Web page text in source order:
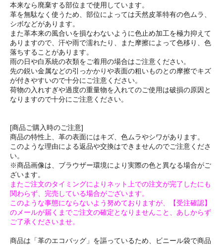
本来なら廃棄する部位まで使用しています。
革を無駄なく使うため、部位によっては天然皮革特有の色ムラ、
シボなどがあります。
また革本来の風合いを損なわないように色止め加工を極力抑えて
ありますので、汗や雨で濡れたり、また摩擦によって色移り、色
落ちすることがあります。
雨の日や白系統の衣類をご着用の場合はご注意ください。
先の鋭い金属などの引っかかりや表面の粗いものとの摩擦でキズ
が付きやすいので十分にご注意ください。
荷物の入れすぎや過度の重量物を入れてのご使用は破損の原因と
なりますので十分にご注意ください。
[商品ご購入時のご注意]
商品の特性上、革の表面にはキズ、色ムラやシワがあります。
このような理由による返品や交換はできませんのでご注意くださ
い。
※商品画像は、ブラウザー環境により実際の色と異なる場合がご
ざいます。
またご注文のタイミングによりネット上での注文が完了したにも
関わらず、完売している場合がございます。
このような事態にならないよう努めておりますが、【受注確認】
のメールが届くまでご注文の確定となりませんこと、あしからず
ご了承くださいませ。
商品は「革のエコバッグ」を謳っているため、ビニール袋で商品